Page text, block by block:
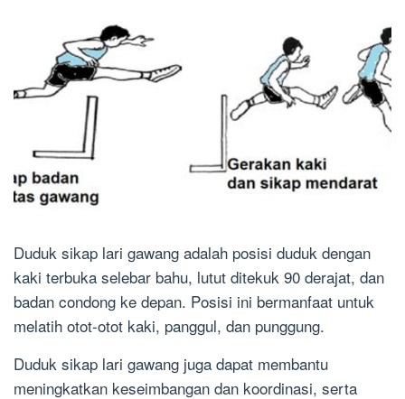
Duduk sikap lari gawang adalah posisi duduk dengan
kaki terbuka selebar bahu, lutut ditekuk 90 derajat, dan
badan condong ke depan. Posisi ini bermanfaat untuk
melatih otot-otot kaki, panggul, dan punggung.
Duduk sikap lari gawang juga dapat membantu
meningkatkan keseimbangan dan koordinasi, serta